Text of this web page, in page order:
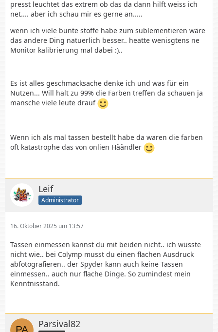
presst leuchtet das extrem ob das da dann hilft weiss ich
net.... aber ich schau mir es gerne an.....
wenn ich viele bunte stoffe habe zum sublementieren wäre
das andere Ding natuerlich besser.. heatte wenisgtens ne
Monitor kalibrierung mal dabei :)..
Es ist alles geschmacksache denke ich und was für ein
Nutzen... Will halt zu 99% die Farben treffen da schauen ja
mansche viele leute drauf
Wenn ich als mal tassen bestellt habe da waren die farben
oft katastrophe das von onlien Häändler
Leif
Administrator
16. Oktober 2025 um 13:57
Tassen einmessen kannst du mit beiden nicht.. ich wüsste
nicht wie.. bei Colymp musst du einen flachen Ausdruck
abfotografieren.. der Spyder kann auch keine Tassen
einmessen.. auch nur flache Dinge. So zumindest mein
Kenntnisstand.
Parsival82